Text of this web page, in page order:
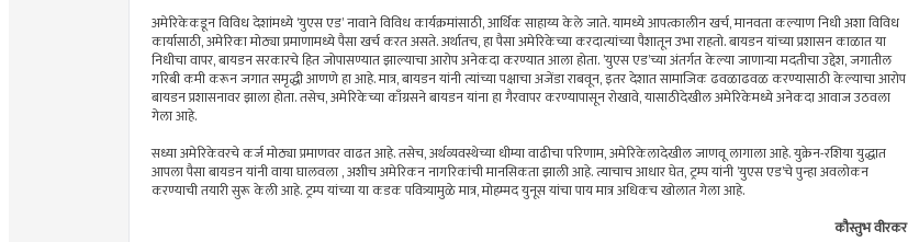
अमेरिकेकडून विविध देशांमध्ये ‘युएस एड’ नावाने विविध कार्यक्रमांसाठी, आर्थिक साहाय्य केले जाते. यामध्ये आपत्कालीन खर्च, मानवता कल्याण निधी अशा विविध
कार्यासाठी, अमेरिका मोठ्या प्रमाणामध्ये पैसा खर्च करत असते. अर्थातच, हा पैसा अमेरिकेच्या करदात्यांच्या पैशातून उभा राहतो. बायडन यांच्या प्रशासन काळात या
निधीचा वापर, बायडन सरकारचे हित जोपासण्यात झाल्याचा आरोप अनेकदा करण्यात आला होता. ’युएस एड’च्या अंतर्गत केल्या जाणार्‍या मदतीचा उद्देश, जगातील
गरिबी कमी करून जगात समृद्धी आणणे हा आहे. मात्र, बायडन यांनी त्यांच्या पक्षाचा अजेंडा राबवून, इतर देशात सामाजिक ढवळाढवळ करण्यासाठी केल्याचा आरोप
बायडन प्रशासनावर झाला होता. तसेच, अमेरिकेच्या काँग्रसने बायडन यांना हा गैरवापर करण्यापासून रोखावे, यासाठीदेखील अमेरिकेमध्ये अनेकदा आवाज उठवला
गेला आहे.
सध्या अमेरिकेवरचे कर्ज मोठ्या प्रमाणवर वाढत आहे. तसेच, अर्थव्यवस्थेच्या धीम्या वाढीचा परिणाम, अमेरिकेलादेखील जाणवू लागाला आहे. युक्रेन-रशिया युद्धात
आपला पैसा बायडन यांनी वाया घालवला , अशीच अमेरिकन नागरिकांची मानसिकता झाली आहे. त्याचाच आधार घेत, ट्रम्प यांनी ’युएस एड’चे पुन्हा अवलोकन
करण्याची तयारी सुरू केली आहे. ट्रम्प यांच्या या कडक पवित्र्यामुळे मात्र, मोहम्मद युनूस यांचा पाय मात्र अधिकच खोलात गेला आहे.
कौस्तुभ वीरकर